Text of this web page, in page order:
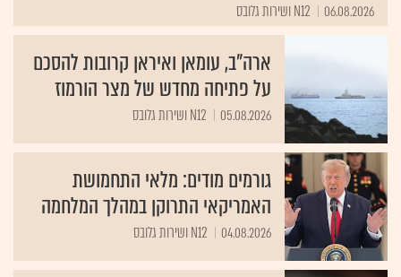
06.08.2026 N12 ושירות גלובס
ארה"ב, עומאן ואיראן קרובות להסכם
על פתיחה מחדש של מצר הורמוז
05.08.2026 N12 ושירות גלובס
גורמים מודים: מלאי התחמושת
האמריקאי התרוקן במהלך המלחמה
04.08.2026 N12 ושירות גלובס